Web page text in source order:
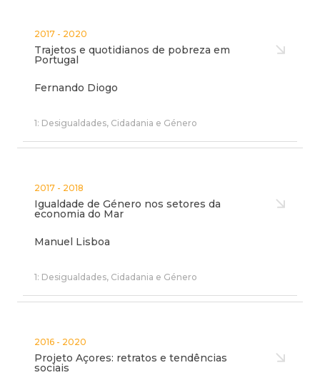
2017 - 2020
Trajetos e quotidianos de pobreza em
Portugal
Fernando Diogo
1: Desigualdades, Cidadania e Género
2017 - 2018
Igualdade de Género nos setores da
economia do Mar
Manuel Lisboa
1: Desigualdades, Cidadania e Género
2016 - 2020
Projeto Açores: retratos e tendências
sociais